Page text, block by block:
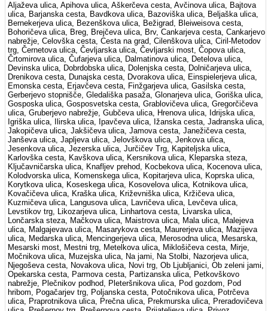
Aljaževa ulica, Apihova ulica, Aškerčeva cesta, Avčinova ulica, Bajtova
ulica, Barjanska cesta, Bavdkova ulica, Bazoviška ulica, Beljaška ulica,
Bernekerjeva ulica, Bezenškova ulica, Bežigrad, Bleiweisova cesta,
Bohoričeva ulica, Breg, Brejčeva ulica, Brv, Cankarjeva cesta, Cankarjevo
nabrežje, Celovška cesta, Cesta na grad, Cilenškova ulica, Ciril-Metodov
trg, Černetova ulica, Čevljarska ulica, Čevljarski most, Čopova ulica,
Črtomirova ulica, Čufarjeva ulica, Dalmatinova ulica, Detelova ulica,
Devinska ulica, Dobrdobska ulica, Dolenjska cesta, Dolničarjeva ulica,
Drenikova cesta, Dunajska cesta, Dvorakova ulica, Einspielerjeva ulica,
Emonska cesta, Erjavčeva cesta, Finžgarjeva ulica, Gasilska cesta,
Gerberjevo stopnišče, Gledališka pasaža, Glonarjeva ulica, Goriška ulica,
Gosposka ulica, Gosposvetska cesta, Grablovičeva ulica, Gregorčičeva
ulica, Gruberjevo nabrežje, Gubčeva ulica, Hrenova ulica, Idrijska ulica,
Igriška ulica, Ilirska ulica, Ipavčeva ulica, Ižanska cesta, Jadranska ulica,
Jakopičeva ulica, Jakšičeva ulica, Jamova cesta, Janežičeva cesta,
Janševa ulica, Japljeva ulica, Jelovškova ulica, Jenkova ulica,
Jesenkova ulica, Jezerska ulica, Jurčičev Trg, Kapiteljska ulica,
Karlovška cesta, Kavškova ulica, Kersnikova ulica, Kleparska steza,
Ključavničarska ulica, Knafljev prehod, Kocbekova ulica, Kocenova ulica,
Kolodvorska ulica, Komenskega ulica, Kopitarjeva ulica, Koprska ulica,
Korytkova ulica, Koseskega ulica, Kosovelova ulica, Kotnikova ulica,
Kovačičeva ulica, Kraška ulica, Križevniška ulica, Kržičeva ulica,
Kuzmičeva ulica, Langusova ulica, Lavričeva ulica, Levčeva ulica,
Levstikov trg, Likozarjeva ulica, Linhartova cesta, Livarska ulica,
Lončarska steza, Mačkova ulica, Maistrova ulica, Mala ulica, Malejeva
ulica, Malgajevava ulica, Masarykova cesta, Maurerjeva ulica, Mazijeva
ulica, Medarska ulica, Mencingerjeva ulica, Merosodna ulica, Mesarska,
Mesarski most, Mestni trg, Metelkova ulica, Miklošičeva cesta, Mirje,
Močnikova ulica, Muzejska ulica, Na jami, Na Stolbi, Nazorjeva ulica,
Njegoševa cesta, Novakova ulica, Novi trg, Ob Ljubljanici, Ob zeleni jami,
Opekarska cesta, Parmova cesta, Partizanska ulica, Petkovškovo
nabrežje, Plečnikov podhod, Pleteršnikova ulica, Pod gozdom, Pod
hribom, Pogačarjev trg, Poljanska cesta, Potočnikova ulica, Potrčeva
ulica, Praprotnikova ulica, Prečna ulica, Prekmurska ulica, Preradovičeva